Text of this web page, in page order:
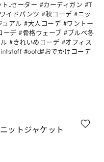
_セーター #カーディガン #T
イドパンツ #秋コーデ #ニッ
アル #大人コーデ #ワントー
ーデ #骨格ウェーブ #ブルベ冬
#きれいめコーデ #オフィス
#ootd#おでかけコーデ
ットジャケット